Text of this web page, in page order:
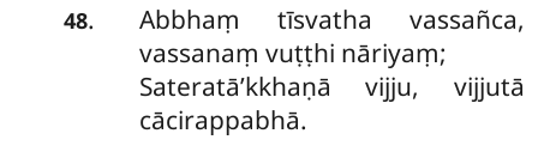
48.
Abbhaṃ tīsvatha vassañca,
vassanaṃ vuṭṭhi nāriyaṃ;
Sateratā’kkhaṇā vijju, vijjutā
cācirappabhā.